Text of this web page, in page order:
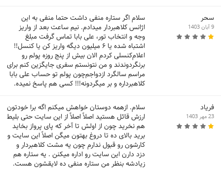
سحر
9 آبان 1403
سلام اگر ستاره منفی داشت حتما منفی به این
اژانس کلاهبردار میدادم. نیم ساعت بعد از واریز
وجه و انتخاب تور، علی بابا تماس گرفت مبلغ
اشتباه شده یا ۶ میلیون دیگه واریز کن یا کنسل!!
اعلام‌کنسلی کردم الان بیش از پنج روزه پولم رو
برنگردوندند و من نتونستم سفری جایگزین کنم برای
مراسم سالگرد ازدواجم‌چون پولم تو حساب علی بابا
کلاهبرداره و بر میگردونه!!! کسی هم پاسخ نمیده.
فریاد
23 مهر 1403
سلام. ازهمه دوستان خواهش میکنم اگه برا خودتون
ارزش قائل هستید اصلاً اصلاً از این سایت حتی بلیط
هم نخرید چون از اولش تا آخر که پای پرواز بخاید
برید بالای ده تا دروغ بهتون میگن اصلاً این سایت و
کارشون رو قبول ندارم چون یه مشت کلاهبردار و
دزد دارن این سایت رو اداره میکنن . یه ستاره هم
زیادشه بنظر من ستاره منفی ده لایقشون هست.